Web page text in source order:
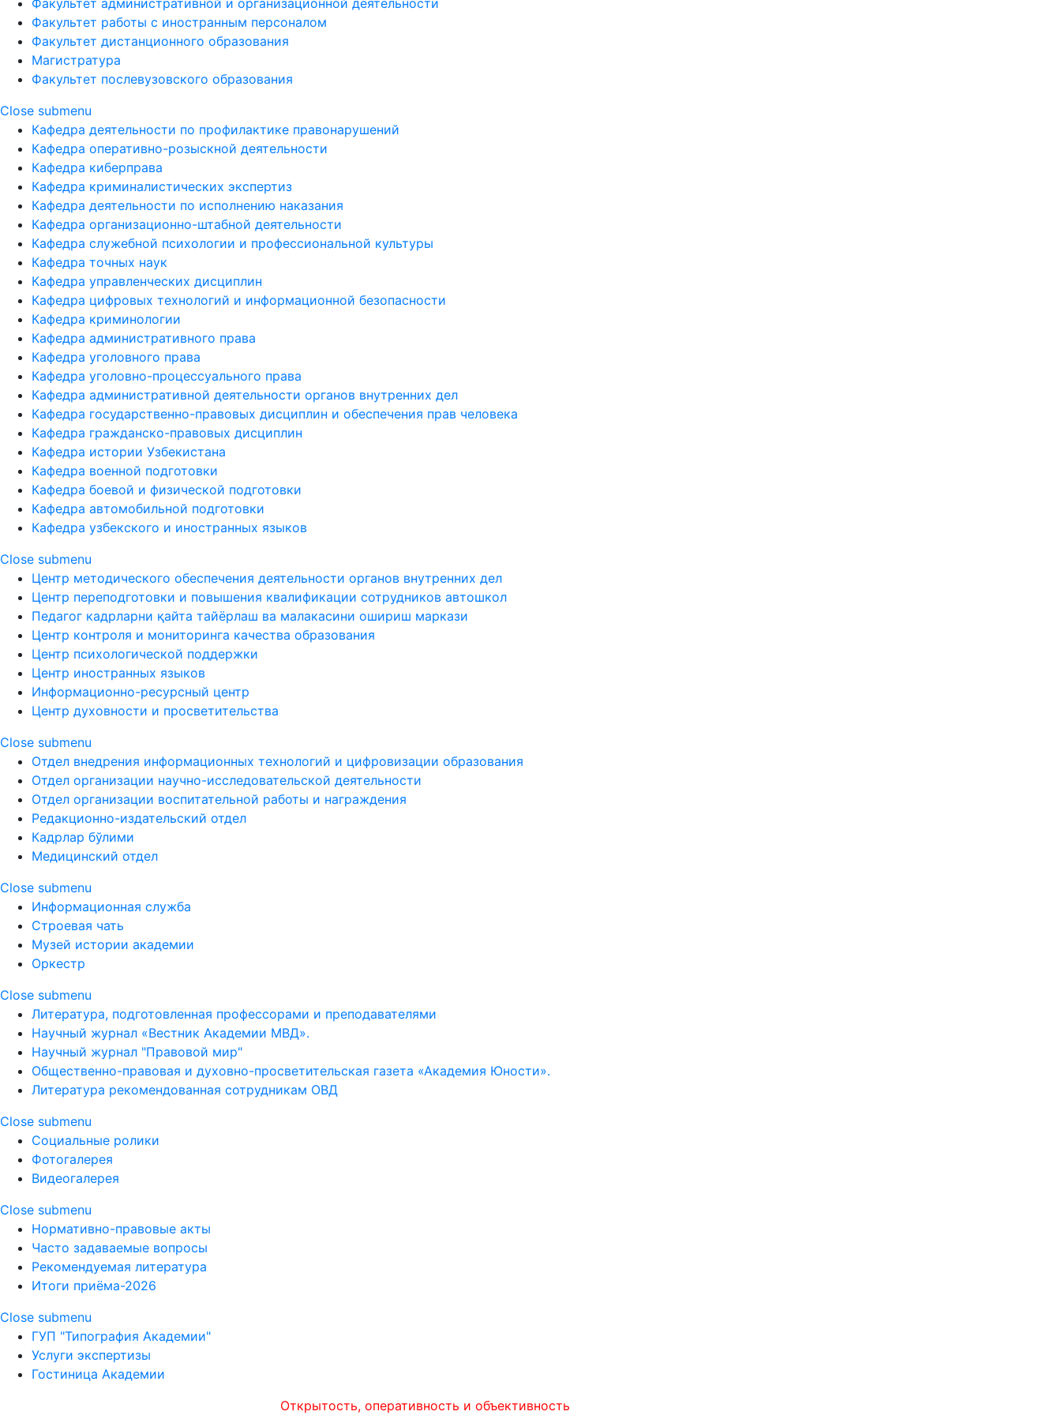
Факультет административной и организационной деятельности
Факультет работы с иностранным персоналом
Факультет дистанционного образования
Магистратура
Факультет послевузовского образования
Close submenu
Кафедра деятельности по профилактике правонарушений
Кафедра оперативно-розыскной деятельности
Кафедра киберправа
Кафедра криминалистических экспертиз
Кафедра деятельности по исполнению наказания
Кафедра организационно-штабной деятельности
Кафедра служебной психологии и профессиональной культуры
Кафедра точных наук
Кафедра управленческих дисциплин
Кафедра цифровых технологий и информационной безопасности
Кафедра криминологии
Кафедра административного права
Кафедра уголовного права
Кафедра уголовно-процессуального права
Кафедра административной деятельности органов внутренних дел
Кафедра государственно-правовых дисциплин и обеспечения прав человека
Кафедра гражданско-правовых дисциплин
Кафедра истории Узбекистана
Кафедра военной подготовки
Кафедра боевой и физической подготовки
Кафедра автомобильной подготовки
Кафедра узбекского и иностранных языков
Close submenu
Центр методического обеспечения деятельности органов внутренних дел
Центр переподготовки и повышения квалификации сотрудников автошкол
Педагог кадрларни қайта тайёрлаш ва малакасини ошириш маркази
Центр контроля и мониторинга качества образования
Центр психологической поддержки
Центр иностранных языков
Информационно-ресурсный центр
Центр духовности и просветительства
Close submenu
Отдел внедрения информационных технологий и цифровизации образования
Отдел организации научно-исследовательской деятельности
Отдел организации воспитательной работы и награждения
Редакционно-издательский отдел
Кадрлар бўлими
Медицинский отдел
Close submenu
Информационная служба
Строевая чать
Музей истории академии
Оркестр
Close submenu
Литература, подготовленная профессорами и преподавателями
Научный журнал «Вестник Академии МВД».
Научный журнал "Правовой мир"
Общественно-правовая и духовно-просветительская газета «Академия Юности».
Литература рекомендованная сотрудникам ОВД
Close submenu
Социальные ролики
Фотогалерея
Видеогалерея
Close submenu
Нормативно-правовые акты
Часто задаваемые вопросы
Рекомендуемая литература
Итоги приёма-2026
Close submenu
ГУП "Типография Академии"
Услуги экспертизы
Гостиница Академии
Открытость, оперативность и объективность